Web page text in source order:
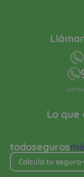
todoseguros
Calcula tu seguro
Lo que